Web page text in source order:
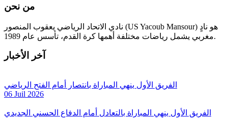
من نحن
نادي الاتحاد الرياضي يعقوب المنصور (US Yacoub Mansour) هو نادٍ
مغربي يشمل رياضات مختلفة أهمها كرة القدم، تأسس عام 1989.
آخر الأخبار
الفريق الأول ينهي المباراة بانتصار أمام الفتح الرياضي
06 Juil 2026
الفريق الأول ينهي المباراة بالتعادل أمام الدفاع الحسني الجديدي